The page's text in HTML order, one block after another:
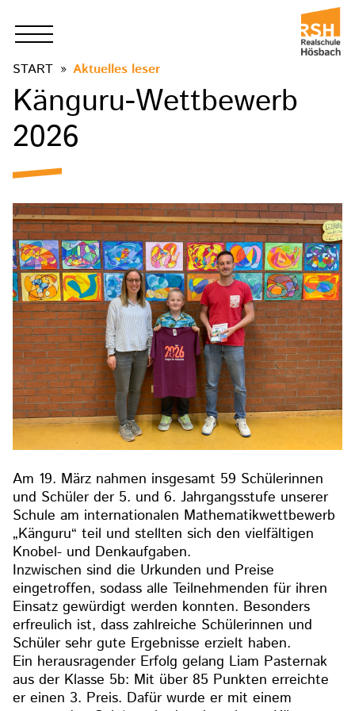
START Aktuelles leser
Känguru-Wettbewerb
2026
Am 19. März nahmen insgesamt 59 Schülerinnen
und Schüler der 5. und 6. Jahrgangsstufe unserer
Schule am internationalen Mathematikwettbewerb
„Känguru“ teil und stellten sich den vielfältigen
Knobel- und Denkaufgaben.
Inzwischen sind die Urkunden und Preise
eingetroffen, sodass alle Teilnehmenden für ihren
Einsatz gewürdigt werden konnten. Besonders
erfreulich ist, dass zahlreiche Schülerinnen und
Schüler sehr gute Ergebnisse erzielt haben.
Ein herausragender Erfolg gelang Liam Pasternak
aus der Klasse 5b: Mit über 85 Punkten erreichte
er einen 3. Preis. Dafür wurde er mit einem